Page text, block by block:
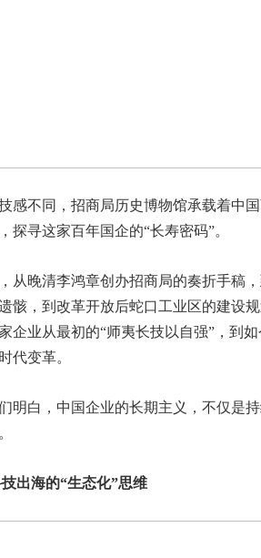
感不同，招商局历史博物馆承载着中
探寻这家百年国企的“长寿密码”。
从晚清李鸿章创办招商局的奏折手稿
骸，到改革开放后蛇口工业区的建设
企业从最初的“师夷长技以自强”，到
代变革。
明白，中国企业的长期主义，不仅是
出海的“生态化”思维